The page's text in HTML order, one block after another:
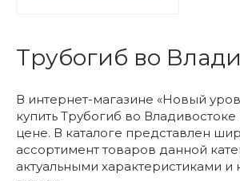
Трубогиб во
В интернет-магазине «Новый
купить Трубогиб во
цене. В каталоге представлен
ассортимент товаров данной
актуальными характеристиками и